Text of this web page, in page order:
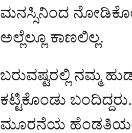
ಮನಸ್ಸಿನಿಂದ
ಅಲ್ಲೆಲ್ಲೂ ಕಾಣಲಿಲ್ಲ.
ಬರುವಷ್ಟರಲ್ಲಿ ನಮ್ಮ
ಕಟ್ಟಿಕೊಂಡು
ಮೂರನೆಯ